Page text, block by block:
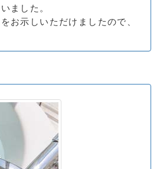
ました。
お示しいただけましたので、